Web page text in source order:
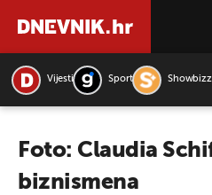
Vijesti Sport Showbizz
Foto: Claudia
biznismena
PRETRAŽITE VIJESTI